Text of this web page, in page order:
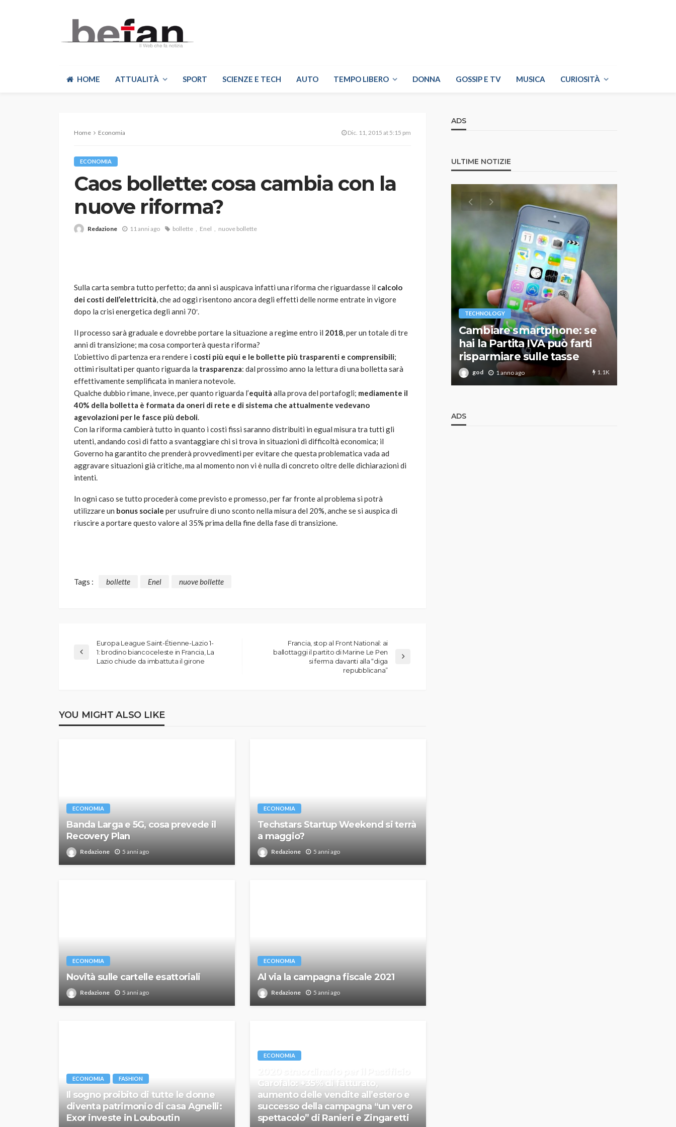
HOME ATTUALITÀ SPORT SCIENZE E TECH AUTO TEMPO LIBERO DONNA GOSSIP E TV MUSICA CURIOSITÀ
Home Economia Dic. 11, 2015 at 5:15 pm
ECONOMIA
Caos bollette: cosa cambia con la
nuove riforma?
Redazione 11 anni ago bollette Enel nuove bollette
Sulla carta sembra tutto perfetto; da anni si auspicava infatti una riforma che riguardasse il calcolo
dei costi dell’elettricità, che ad oggi risentono ancora degli effetti delle norme entrate in vigore
dopo la crisi energetica degli anni 70′.
Il processo sarà graduale e dovrebbe portare la situazione a regime entro il 2018, per un totale di tre
anni di transizione; ma cosa comporterà questa riforma?
L’obiettivo di partenza era rendere i costi più equi e le bollette più trasparenti e comprensibili;
ottimi risultati per quanto riguarda la trasparenza: dal prossimo anno la lettura di una bolletta sarà
effettivamente semplificata in maniera notevole.
Qualche dubbio rimane, invece, per quanto riguarda l’equità alla prova del portafogli; mediamente il
40% della bolletta è formata da oneri di rete e di sistema che attualmente vedevano
agevolazioni per le fasce più deboli.
Con la riforma cambierà tutto in quanto i costi fissi saranno distribuiti in egual misura tra tutti gli
utenti, andando così di fatto a svantaggiare chi si trova in situazioni di difficoltà economica; il
Governo ha garantito che prenderà provvedimenti per evitare che questa problematica vada ad
aggravare situazioni già critiche, ma al momento non vi è nulla di concreto oltre delle dichiarazioni di
intenti.
In ogni caso se tutto procederà come previsto e promesso, per far fronte al problema si potrà
utilizzare un bonus sociale per usufruire di uno sconto nella misura del 20%, anche se si auspica di
riuscire a portare questo valore al 35% prima della fine della fase di transizione.
Tags : bollette Enel nuove bollette
Europa League Saint-Étienne-Lazio 1-
1: brodino biancoceleste in Francia, La
Lazio chiude da imbattuta il girone
Francia, stop al Front National: ai
ballottaggi il partito di Marine Le Pen
si ferma davanti alla “diga
repubblicana”
YOU MIGHT ALSO LIKE
ECONOMIA
Banda Larga e 5G, cosa prevede il
Recovery Plan
Redazione 5 anni ago
ECONOMIA
Techstars Startup Weekend si terrà
a maggio?
Redazione 5 anni ago
ECONOMIA
Novità sulle cartelle esattoriali
Redazione 5 anni ago
ECONOMIA
Al via la campagna fiscale 2021
Redazione 5 anni ago
ECONOMIA FASHION
Il sogno proibito di tutte le donne
diventa patrimonio di casa Agnelli:
Exor investe in Louboutin
ECONOMIA
Garofalo: +35% di fatturato,
aumento delle vendite all’estero e
successo della campagna “un vero
spettacolo” di Ranieri e Zingaretti
ADS
ULTIME NOTIZIE
Robot tagliaerba: quale
scegliere per il tuo prato
god 1 anno ago 785
AUTO SPORT
MG alle Final 8 di Coppa
passione per
abbracciano la stessa causa
god 9 mesi ago
TECHNOLOGY
Cambiare smartphone: se
hai la Partita IVA può farti
risparmiare sulle tasse
god 1 anno ago 1.1K
ADS